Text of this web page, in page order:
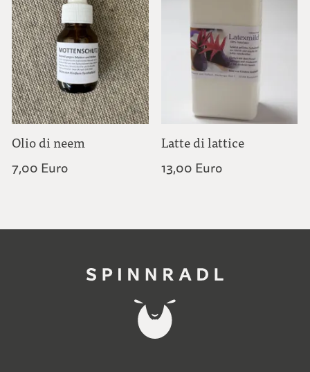
Olio di neem
7,00 Euro
Latte di lattice
13,00 Euro